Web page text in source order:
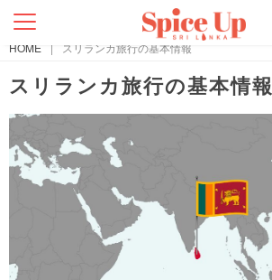
HOME | スリランカ旅行の基本情報
スリランカ旅行の基本情報